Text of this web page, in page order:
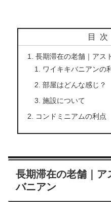
目次
長期滞在の老舗｜アス
ワイキキバニアンの
部屋はどんな感じ？
施設について
コンドミニアムの利点
長期滞在の老舗｜ア
バニアン